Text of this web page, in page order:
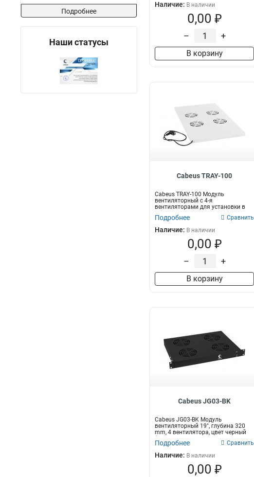
Подробнее
Наши статусы
Наличие: В наличии
0,00 ₽
– +
В корзину
Cabeus TRAY-100
Cabeus TRAY-100 Модуль
вентиляторный с 4-я
вентиляторами для установки в
напольные шкафы серии...
Подробнее Сравнить
Наличие: В наличии
0,00 ₽
– +
В корзину
Cabeus JG03-BK
Cabeus JG03-BK Модуль
вентиляторный 19", глубина 320
mm, 4 вентилятора, цвет черный
Подробнее Сравнить
Наличие: В наличии
0,00 ₽